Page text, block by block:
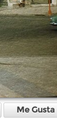
Me Gusta